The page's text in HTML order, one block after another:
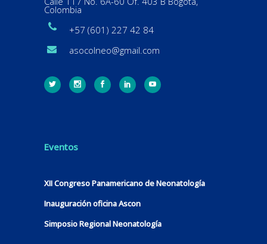
Colombia
+57 (601) 227 42 84
asocolneo@gmail.com
Eventos
XII Congreso Panamericano de Neonatología
Inauguración oficina Ascon
Simposio Regional Neonatología